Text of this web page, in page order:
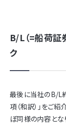
B/L（=船荷証
ク
最後に当社のB/L
項（和訳）」をご
ぼ同様の内容とな